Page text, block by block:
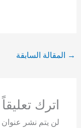
→ المقالة السابقة
اترك تعليقاً
لن يتم نشر عنوان